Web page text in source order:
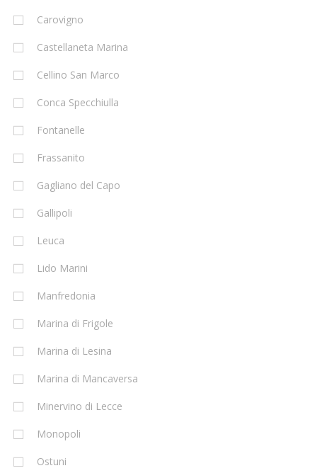
Carovigno
Castellaneta Marina
Cellino San Marco
Conca Specchiulla
Fontanelle
Frassanito
Gagliano del Capo
Gallipoli
Leuca
Lido Marini
Manfredonia
Marina di Frigole
Marina di Lesina
Marina di Mancaversa
Minervino di Lecce
Monopoli
Ostuni